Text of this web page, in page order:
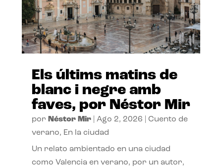
Els últims matins de
blanc i negre amb
faves, por Néstor Mir
por Néstor Mir| Ago 2, 2026
Cuento de
verano, En la ciudad
Un relato ambientado en una ciudad
como Valencia en verano, por un autor,